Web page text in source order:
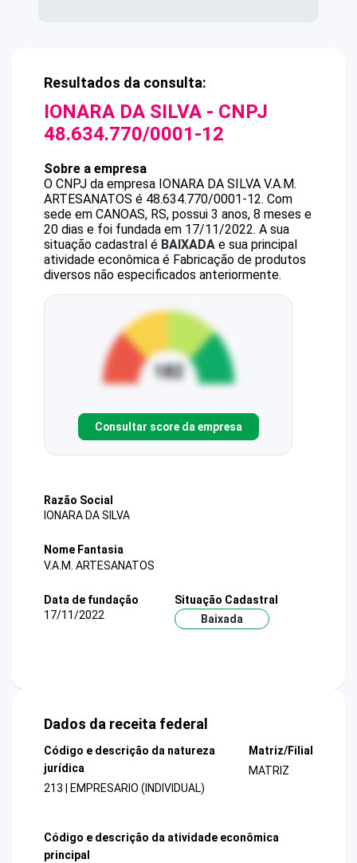
Resultados da consulta:
IONARA DA SILVA - CNPJ
48.634.770/0001-12
Sobre a empresa
O CNPJ da empresa IONARA DA SILVA V.A.M.
ARTESANATOS é 48.634.770/0001-12. Com
sede em CANOAS, RS, possui 3 anos, 8 meses e
20 dias e foi fundada em 17/11/2022. A sua
situação cadastral é BAIXADA e sua principal
atividade econômica é Fabricação de produtos
diversos não especificados anteriormente.
Consultar score da empresa
Razão Social
IONARA DA SILVA
Nome Fantasia
V.A.M. ARTESANATOS
Data de fundação
17/11/2022
Situação Cadastral
Baixada
Dados da receita federal
Código e descrição da natureza
jurídica
213 | EMPRESARIO (INDIVIDUAL)
Matriz/Filial
MATRIZ
Código e descrição da atividade econômica
principal